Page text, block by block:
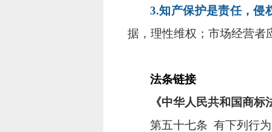
3.知产保护是责任，侵
据，理性维权；市场经营者
法条链接
《中华人民共和国商标
第五十七条 有下列行